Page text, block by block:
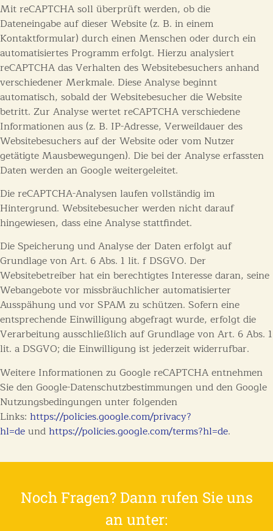
Mit reCAPTCHA soll überprüft werden, ob die
Dateneingabe auf dieser Website (z. B. in einem
Kontaktformular) durch einen Menschen oder durch ein
automatisiertes Programm erfolgt. Hierzu analysiert
reCAPTCHA das Verhalten des Websitebesuchers anhand
verschiedener Merkmale. Diese Analyse beginnt
automatisch, sobald der Websitebesucher die Website
betritt. Zur Analyse wertet reCAPTCHA verschiedene
Informationen aus (z. B. IP-Adresse, Verweildauer des
Websitebesuchers auf der Website oder vom Nutzer
getätigte Mausbewegungen). Die bei der Analyse erfassten
Daten werden an Google weitergeleitet.
Die reCAPTCHA-Analysen laufen vollständig im
Hintergrund. Websitebesucher werden nicht darauf
hingewiesen, dass eine Analyse stattfindet.
Die Speicherung und Analyse der Daten erfolgt auf
Grundlage von Art. 6 Abs. 1 lit. f DSGVO. Der
Websitebetreiber hat ein berechtigtes Interesse daran, seine
Webangebote vor missbräuchlicher automatisierter
Ausspähung und vor SPAM zu schützen. Sofern eine
entsprechende Einwilligung abgefragt wurde, erfolgt die
Verarbeitung ausschließlich auf Grundlage von Art. 6 Abs. 1
lit. a DSGVO; die Einwilligung ist jederzeit widerrufbar.
Weitere Informationen zu Google reCAPTCHA entnehmen
Sie den Google-Datenschutzbestimmungen und den Google
Nutzungsbedingungen unter folgenden
Links: https://policies.google.com/privacy?
hl=deund https://policies.google.com/terms?hl=de.
Noch Fragen? Dann rufen Sie uns
an unter: